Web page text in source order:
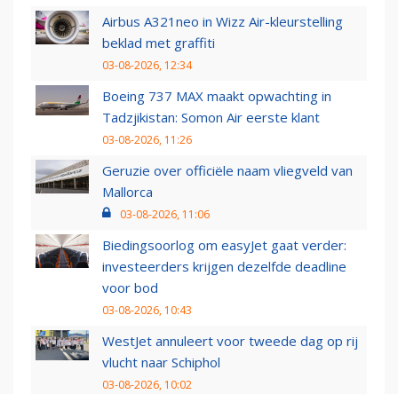
Airbus A321neo in Wizz Air-kleurstelling
beklad met graffiti
03-08-2026, 12:34
Boeing 737 MAX maakt opwachting in
Tadzjikistan: Somon Air eerste klant
03-08-2026, 11:26
Geruzie over officiële naam vliegveld van
Mallorca
03-08-2026, 11:06
Biedingsoorlog om easyJet gaat verder:
investeerders krijgen dezelfde deadline
voor bod
03-08-2026, 10:43
WestJet annuleert voor tweede dag op rij
vlucht naar Schiphol
03-08-2026, 10:02